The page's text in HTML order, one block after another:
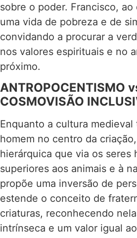
sobre o poder. Francisco, ao
uma vida de pobreza e de
convidando a procurar a
nos valores espirituais e no
próximo.
ANTROPOCENTISMO
COSMOVISÃO
Enquanto a cultura
homem no centro da
hierárquica que via os seres
superiores aos animais e à
propõe uma inversão de
estende o conceito de
criaturas, reconhecendo
intrínseca e um valor igual